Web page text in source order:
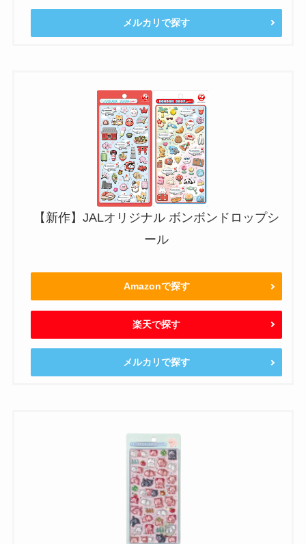
メルカリで探す
【新作】JALオリジナル ボンボンドロップシ
ール
Amazonで探す
楽天で探す
メルカリで探す